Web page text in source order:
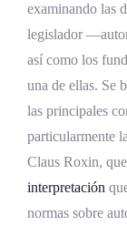
Autoría
Autoría
examinando las
legislador
así como los
una de ellas. Se
las principales
particularmente
Claus Roxin,
interpretación
normas sobre